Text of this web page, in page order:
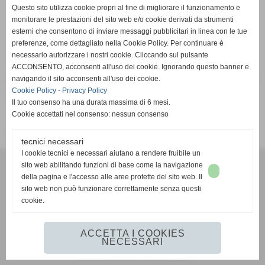
Home
Pagina non trovata
Attenzione: la pagina richiesta non è più presente su questo
sito web. È stata rimossa o modificata.
VIA VETERANI DELLO SPORT
54027 PONTREMOLI (MS)
Realizzazione siti web www.sitoper.it
Questo sito utilizza cookie propri al fine di migliorare il funzionamento e
monitorare le prestazioni del sito web e/o cookie derivati da strumenti
esterni che consentono di inviare messaggi pubblicitari in linea con le tue
preferenze, come dettagliato nella Cookie Policy. Per continuare è
necessario autorizzare i nostri cookie. Cliccando sul pulsante
ACCONSENTO, acconsenti all'uso dei cookie. Ignorando questo banner e
navigando il sito acconsenti all'uso dei cookie.
Cookie Policy - Privacy Policy
Il tuo consenso ha una durata massima di 6 mesi.
Cookie accettati nel consenso: nessun consenso
tecnici necessari
I cookie tecnici e necessari aiutano a rendere fruibile un
sito web abilitando funzioni di base come la navigazione
della pagina e l'accesso alle aree protette del sito web. Il
sito web non può funzionare correttamente senza questi
cookie.
ACCETTA I COOKIES
NECESSARI